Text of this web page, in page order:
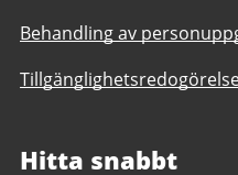
Behandling av
Hitta snabbt